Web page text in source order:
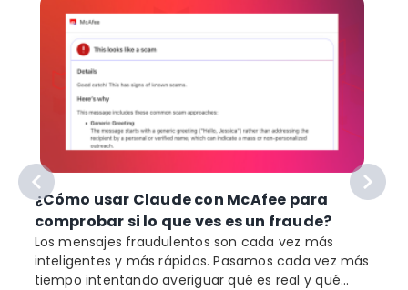
¿Cómo usar Claude con McAfee para
comprobar si lo que ves es un fraude?
Los mensajes fraudulentos son cada vez más
inteligentes y más rápidos. Pasamos cada vez más
tiempo intentando averiguar qué es real y qué...